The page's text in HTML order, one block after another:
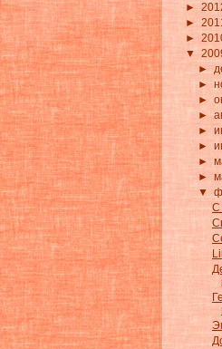
►
►
►
▼
►
►
►
►
►
►
►
►
▼
С